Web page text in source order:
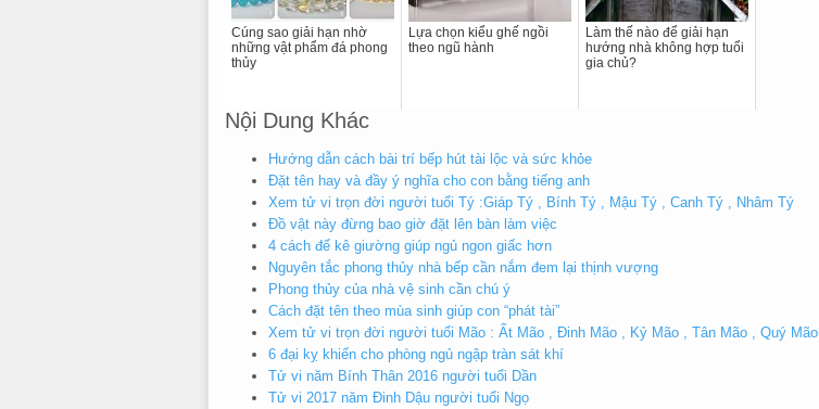
Cúng sao giải hạn nhờ
những vật phẩm đá phong
thủy
Lựa chọn kiểu ghế ngồi
theo ngũ hành
Làm thế nào để giải hạn
hướng nhà không hợp tuổi
gia chủ?
Nội Dung Khác
Hướng dẫn cách bài trí bếp hút tài lộc và sức khỏe
Đặt tên hay và đầy ý nghĩa cho con bằng tiếng anh
Xem tử vi trọn đời người tuổi Tý :Giáp Tý , Bính Tý , Mậu Tý , Canh Tý , Nhâm Tý
Đồ vật này đừng bao giờ đặt lên bàn làm việc
4 cách để kê giường giúp ngủ ngon giấc hơn
Nguyên tắc phong thủy nhà bếp cần nắm đem lại thịnh vượng
Phong thủy của nhà vệ sinh cần chú ý
Cách đặt tên theo mùa sinh giúp con “phát tài”
Xem tử vi trọn đời người tuổi Mão : Ất Mão , Đinh Mão , Kỷ Mão , Tân Mão , Quý Mão
6 đại kỵ khiến cho phòng ngủ ngập tràn sát khí
Tử vi năm Bính Thân 2016 người tuổi Dần
Tử vi 2017 năm Đinh Dậu người tuổi Ngọ